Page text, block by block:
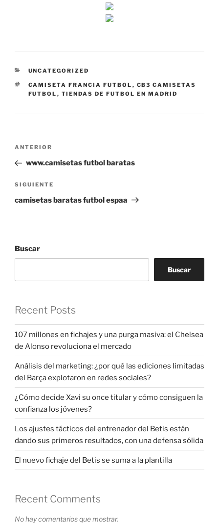
CATEGORÍAS
UNCATEGORIZED
ETIQUETAS
CAMISETA FRANCIA FUTBOL , CB3 CAMISETAS
FUTBOL , TIENDAS DE FUTBOL EN MADRID
Navegación
entradas
Entrada
anterior:
ANTERIOR
www.camisetas futbol baratas
Siguiente
entrada
SIGUIENTE
camisetas baratas futbol espaa
Buscar
Buscar
Recent Posts
107 millones en fichajes y una purga masiva: el Chelsea
de Alonso revoluciona el mercado
Análisis del marketing: ¿por qué las ediciones limitadas
del Barça explotaron en redes sociales?
¿Cómo decide Xavi su once titular y cómo consiguen la
confianza los jóvenes?
Los ajustes tácticos del entrenador del Betis están
dando sus primeros resultados, con una defensa sólida
El nuevo fichaje del Betis se suma a la plantilla
Recent Comments
No hay comentarios que mostrar.